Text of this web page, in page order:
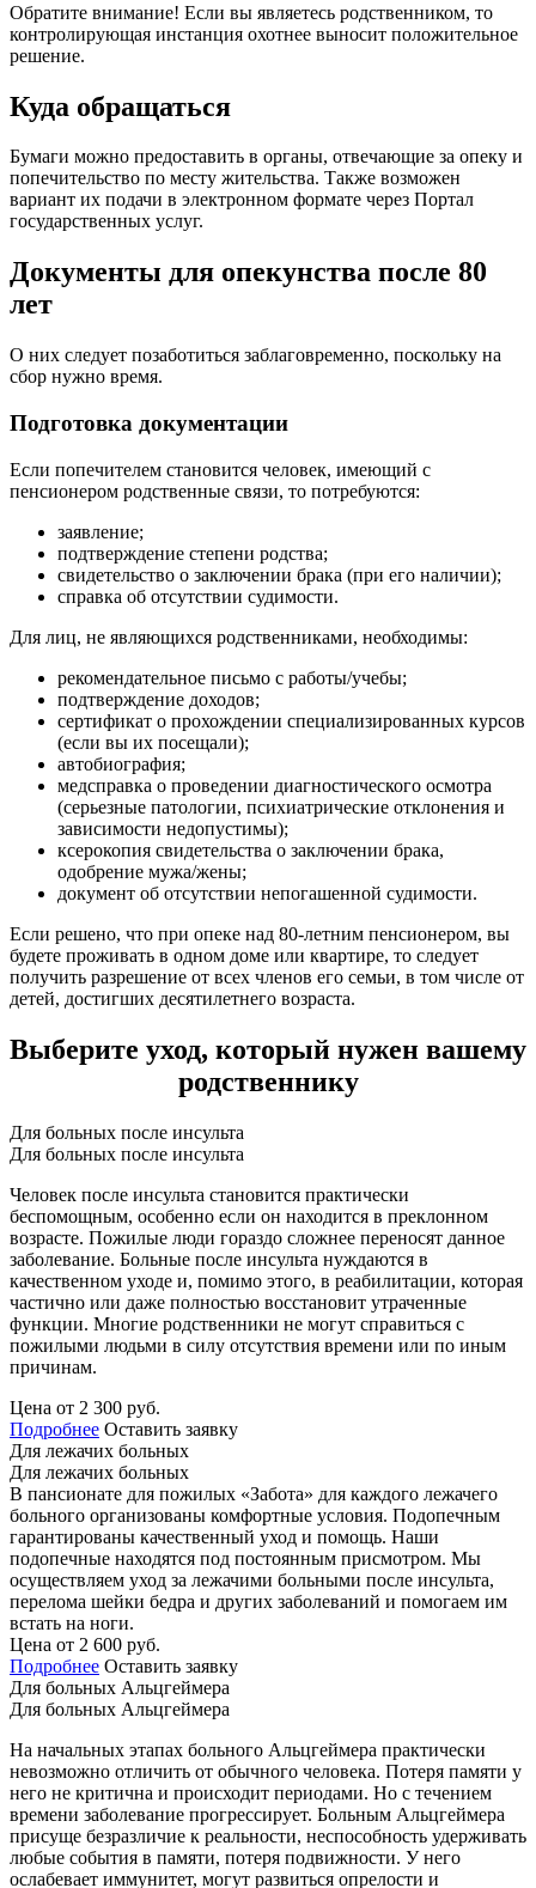
Обратите внимание! Если вы являетесь родственником, то
контролирующая инстанция охотнее выносит положительное
решение.
Куда обращаться
Бумаги можно предоставить в органы, отвечающие за опеку и
попечительство по месту жительства. Также возможен
вариант их подачи в электронном формате через Портал
государственных услуг.
Документы для опекунства после 80
лет
О них следует позаботиться заблаговременно, поскольку на
сбор нужно время.
Подготовка документации
Если попечителем становится человек, имеющий с
пенсионером родственные связи, то потребуются:
заявление;
подтверждение степени родства;
свидетельство о заключении брака (при его наличии);
справка об отсутствии судимости.
Для лиц, не являющихся родственниками, необходимы:
рекомендательное письмо с работы/учебы;
подтверждение доходов;
сертификат о прохождении специализированных курсов
(если вы их посещали);
автобиография;
медсправка о проведении диагностического осмотра
(серьезные патологии, психиатрические отклонения и
зависимости недопустимы);
ксерокопия свидетельства о заключении брака,
одобрение мужа/жены;
документ об отсутствии непогашенной судимости.
Если решено, что при опеке над 80-летним пенсионером, вы
будете проживать в одном доме или квартире, то следует
получить разрешение от всех членов его семьи, в том числе от
детей, достигших десятилетнего возраста.
Выберите уход, который нужен вашему
родственнику
Для больных после инсульта
Для больных после инсульта
Человек после инсульта становится практически
беспомощным, особенно если он находится в преклонном
возрасте. Пожилые люди гораздо сложнее переносят данное
заболевание. Больные после инсульта нуждаются в
качественном уходе и, помимо этого, в реабилитации, которая
частично или даже полностью восстановит утраченные
функции. Многие родственники не могут справиться с
пожилыми людьми в силу отсутствия времени или по иным
причинам.
Цена от 2 300 руб.
Подробнее Оставить заявку
Для лежачих больных
Для лежачих больных
В пансионате для пожилых «Забота» для каждого лежачего
больного организованы комфортные условия. Подопечным
гарантированы качественный уход и помощь. Наши
подопечные находятся под постоянным присмотром. Мы
осуществляем уход за лежачими больными после инсульта,
перелома шейки бедра и других заболеваний и помогаем им
встать на ноги.
Цена от 2 600 руб.
Подробнее Оставить заявку
Для больных Альцгеймера
Для больных Альцгеймера
На начальных этапах больного Альцгеймера практически
невозможно отличить от обычного человека. Потеря памяти у
него не критична и происходит периодами. Но с течением
времени заболевание прогрессирует. Больным Альцгеймера
присуще безразличие к реальности, неспособность удерживать
любые события в памяти, потеря подвижности. У него
ослабевает иммунитет, могут развиться опрелости и